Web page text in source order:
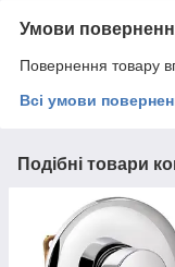
Умови
Повернення товару
Всі умови
Подібні товари